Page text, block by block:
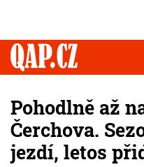
Pohodlně až
Čerchova.
jezdí, letos